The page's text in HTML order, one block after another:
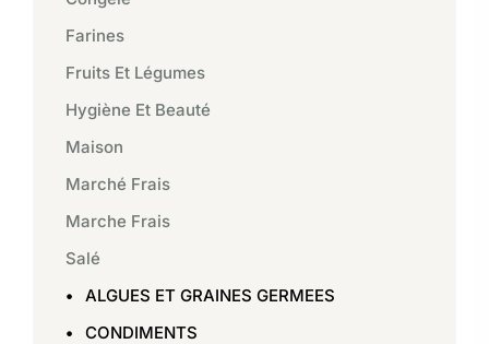
Farines
Fruits Et Légumes
Hygiène Et Beauté
Maison
Marché Frais
Marche Frais
Salé
ALGUES ET GRAINES GERMEES
CONDIMENTS